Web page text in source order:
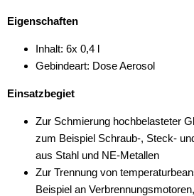
Eigenschaften
Inhalt: 6x 0,4 l
Gebindeart: Dose Aerosol
Einsatzbegiet
Zur Schmierung hochbelasteter
zum Beispiel Schraub-, Steck-
aus Stahl und NE-Metallen
Zur Trennung von
Beispiel an